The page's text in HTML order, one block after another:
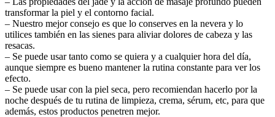
transformar la piel y el contorno facial.
– Nuestro mejor consejo es que lo conserves en la nevera y lo
utilices también en las sienes para aliviar dolores de cabeza y las
resacas.
– Se puede usar tanto como se quiera y a cualquier hora del día,
aunque siempre es bueno mantener la rutina constante para ver los
efecto.
– Se puede usar con la piel seca, pero recomiendan hacerlo por la
noche después de tu rutina de limpieza, crema, sérum, etc, para que
además, estos productos penetren mejor.